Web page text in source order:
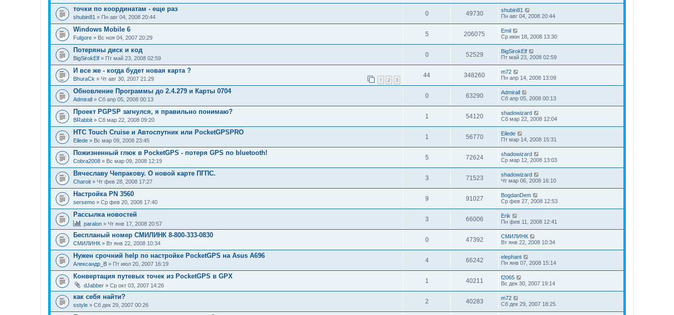
точки по координатам - еще раз
shubin81 » Пн авг 04, 2008 20:44
0 49730
shubin81
Пн авг 04, 2008 20:44
Windows Mobile 6
Fulgore » Вс ноя 04, 2007 20:29
5 206075
Emil
Ср июн 18, 2008 13:30
Потеряны диск и код
BigSirokElf » Пт май 23, 2008 02:59
0 52529
BigSirokElf
Пт май 23, 2008 02:59
И все же - когда будет новая карта ?
BhuraCk » Чт авг 30, 2007 21:29 1 2 3
44 348260
m72
Пн апр 14, 2008 13:09
Обновление Программы до 2.4.279 и Карты 0704
Admirall » Сб апр 05, 2008 00:13
0 63290
Admirall
Сб апр 05, 2008 00:13
Проект PGPSP загнулся, я правильно понимаю?
BRabbit » Сб мар 22, 2008 09:20
1 54120
shadowizard
Сб мар 22, 2008 12:04
HTC Touch Cruise и Автоспутник или PocketGPSPRO
Eilede » Вс мар 09, 2008 23:45
1 56770
Eilede
Пт мар 14, 2008 15:31
Пожизненный глюк в PocketGPS - потеря GPS по bluetooth!
Cobra2008 » Вс мар 09, 2008 12:19
5 72624
shadowizard
Ср мар 12, 2008 13:03
Вячеславу Чепракову. О новой карте ПГПС.
Charoit » Чт фев 28, 2008 17:27
3 71523
shadowizard
Чт мар 06, 2008 16:10
Настройка PN 3560
sersemo » Ср фев 20, 2008 17:40
9 91027
BogdanDem
Ср фев 27, 2008 12:53
Рассылка новостей
paralon » Чт янв 17, 2008 20:57
3 66006
Erik
Пн фев 11, 2008 12:41
Беспланый номер СМИЛИНК 8-800-333-0830
СМИЛИНК » Вт янв 22, 2008 10:34
0 47392
СМИЛИНК
Вт янв 22, 2008 10:34
Нужен срочний help по настройке PocketGPS на Asus A696
Александр_В » Пт июл 20, 2007 16:19
4 66242
elephant
Пн янв 07, 2008 15:14
Конвертация путевых точек из PocketGPS в GPX
dJabber » Ср окт 03, 2007 14:26
1 40211
f2065
Вс дек 30, 2007 19:14
как себя найти?
sstyle » Сб дек 29, 2007 00:26
2 40283
m72
Сб дек 29, 2007 18:25